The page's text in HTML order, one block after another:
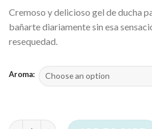
Cremoso y delicioso gel de ducha
bañarte diariamente sin esa
resequedad.
Aroma:
GEL DE DUCHA - 250 ml. quantity